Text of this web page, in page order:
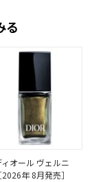
る
ィオール ヴェルニ
［2026年 8月発売］